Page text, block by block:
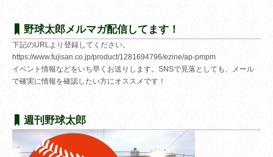
野球太郎メルマガ配信してます！
下記のURLより登録してください。
https://www.fujisan.co.jp/product/1281694796/ezine/ap-pmpm
イベント情報などをいち早くお送りします。SNSで見落としても、メール
で確実に情報を確認したい方にオススメです！
週刊野球太郎